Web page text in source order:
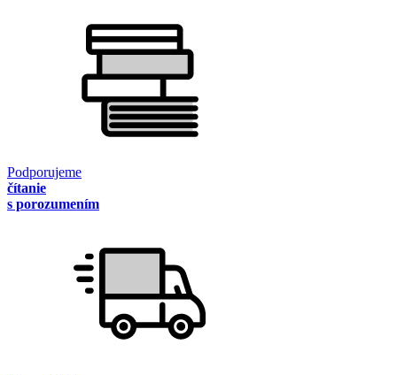
Podporujeme
čítanie
s porozumením